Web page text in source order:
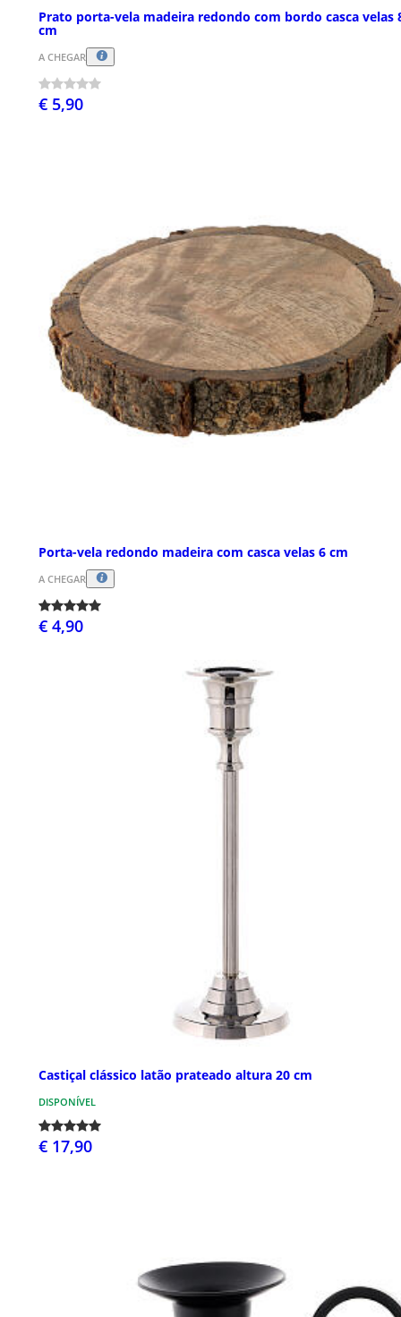
Prato porta-vela madeira redondo com bordo casca velas
cm
A CHEGAR
€ 5,90
Porta-vela redondo madeira com casca velas 6 cm
A CHEGAR
€ 4,90
Castiçal clássico latão prateado altura 20 cm
DISPONÍVEL
€ 17,90